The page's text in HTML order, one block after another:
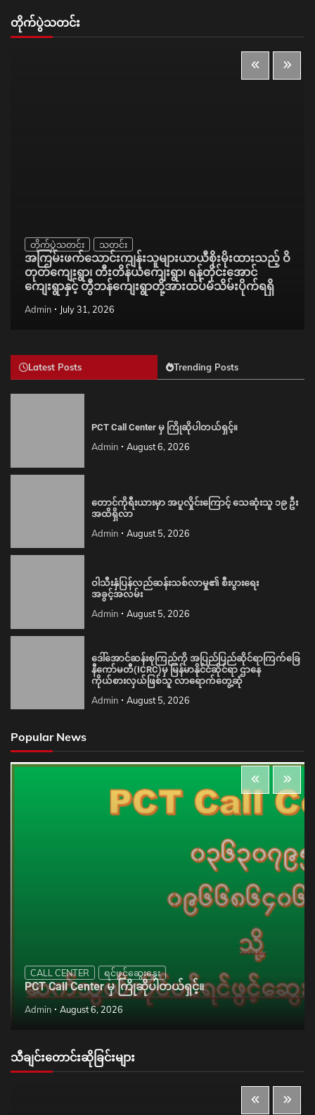
တိုက်ပွဲသတင်း
တိုက်ပွဲသတင်း သတင်း
အကြမ်းဖက်သောင်းကျန်းသူများယာယီစိုးမိုးထားသည့် ဝိ
တုတ်ကျေးရွာ၊ တီးတိန်ယံကျေးရွာ၊ ရန်တိုင်းအောင်
ကျေးရွာနှင့် တွီဘန်ကျေးရွာတို့အားထပ်မံသိမ်းပိုက်ရရှိ
Admin July 31, 2026
Latest Posts Trending Posts
PCT Call Center မှ ကြိုဆိုပါတယ်ရှင့်။
Admin August 6, 2026
တောင်ကိုရီးယားမှာ အပူလှိုင်းကြောင့် သေဆုံးသူ ၁၉ ဦး
အထိရှိလာ
Admin August 5, 2026
ဝါသီးနှံပြန်လည်ဆန်းသစ်လာမှု၏ စီးပွားရေး
အခွင့်အလမ်း
Admin August 5, 2026
ဒေါ်အောင်ဆန်းစုကြည်ကို အပြည်ပြည်ဆိုင်ရာကြက်ခြေ
နီကော်မတီ(ICRC)မှ မြန်မာနိုင်ငံဆိုင်ရာ ဌာနေ
ကိုယ်စားလှယ်ဖြစ်သူ လာရောက်တွေ့ဆုံ
Admin August 5, 2026
Popular News
CALL CENTER ရင်ဖွင့်ဆွေးနွေး
PCT Call Center မှ ကြိုဆိုပါတယ်ရှင့်။
Admin August 6, 2026
သီချင်းတောင်းဆိုခြင်းများ